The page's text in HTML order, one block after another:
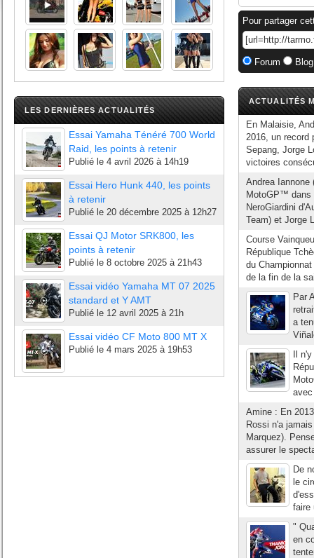
LES DERNIÈRES ACTUALITÉS
Essai Yamaha Ténéré 700 World
Raid, les points à retenir
Publié le 4 avril 2026 à 14h19
Essai Hero Hunk 440, les points
à retenir
Publié le 20 décembre 2025 à 12h27
Essai QJ Motor SRK800, les
points à retenir
Publié le 8 octobre 2025 à 21h43
Essai vidéo Yamaha MT 07 2025
standard et Y AMT
Publié le 12 avril 2025 à 21h
Essai vidéo CF Moto 800 MT X
Publié le 4 mars 2025 à 19h53
Pour partager
Forum
ACTUALITÉS
En Malaisie,
2016, un record
Sepang, Jorge
victoires
Andrea Iannone
MotoGP™ dans
NeroGiardini
Team) et Jorge
Course
République
du
de la fin de la
Par
a
Il
Amine : En
Rossi n'a
Marquez).
assurer le
De
le
faire
"
en